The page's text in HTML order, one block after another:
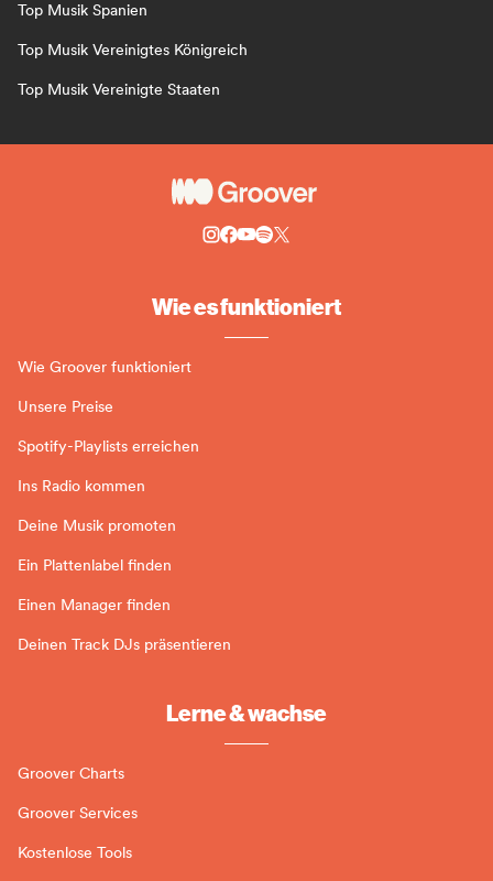
Top Musik Spanien
Top Musik Vereinigtes Königreich
Top Musik Vereinigte Staaten
Wie es funktioniert
Wie Groover funktioniert
Unsere Preise
Spotify-Playlists erreichen
Ins Radio kommen
Deine Musik promoten
Ein Plattenlabel finden
Einen Manager finden
Deinen Track DJs präsentieren
Lerne & wachse
Groover Charts
Groover Services
Kostenlose Tools